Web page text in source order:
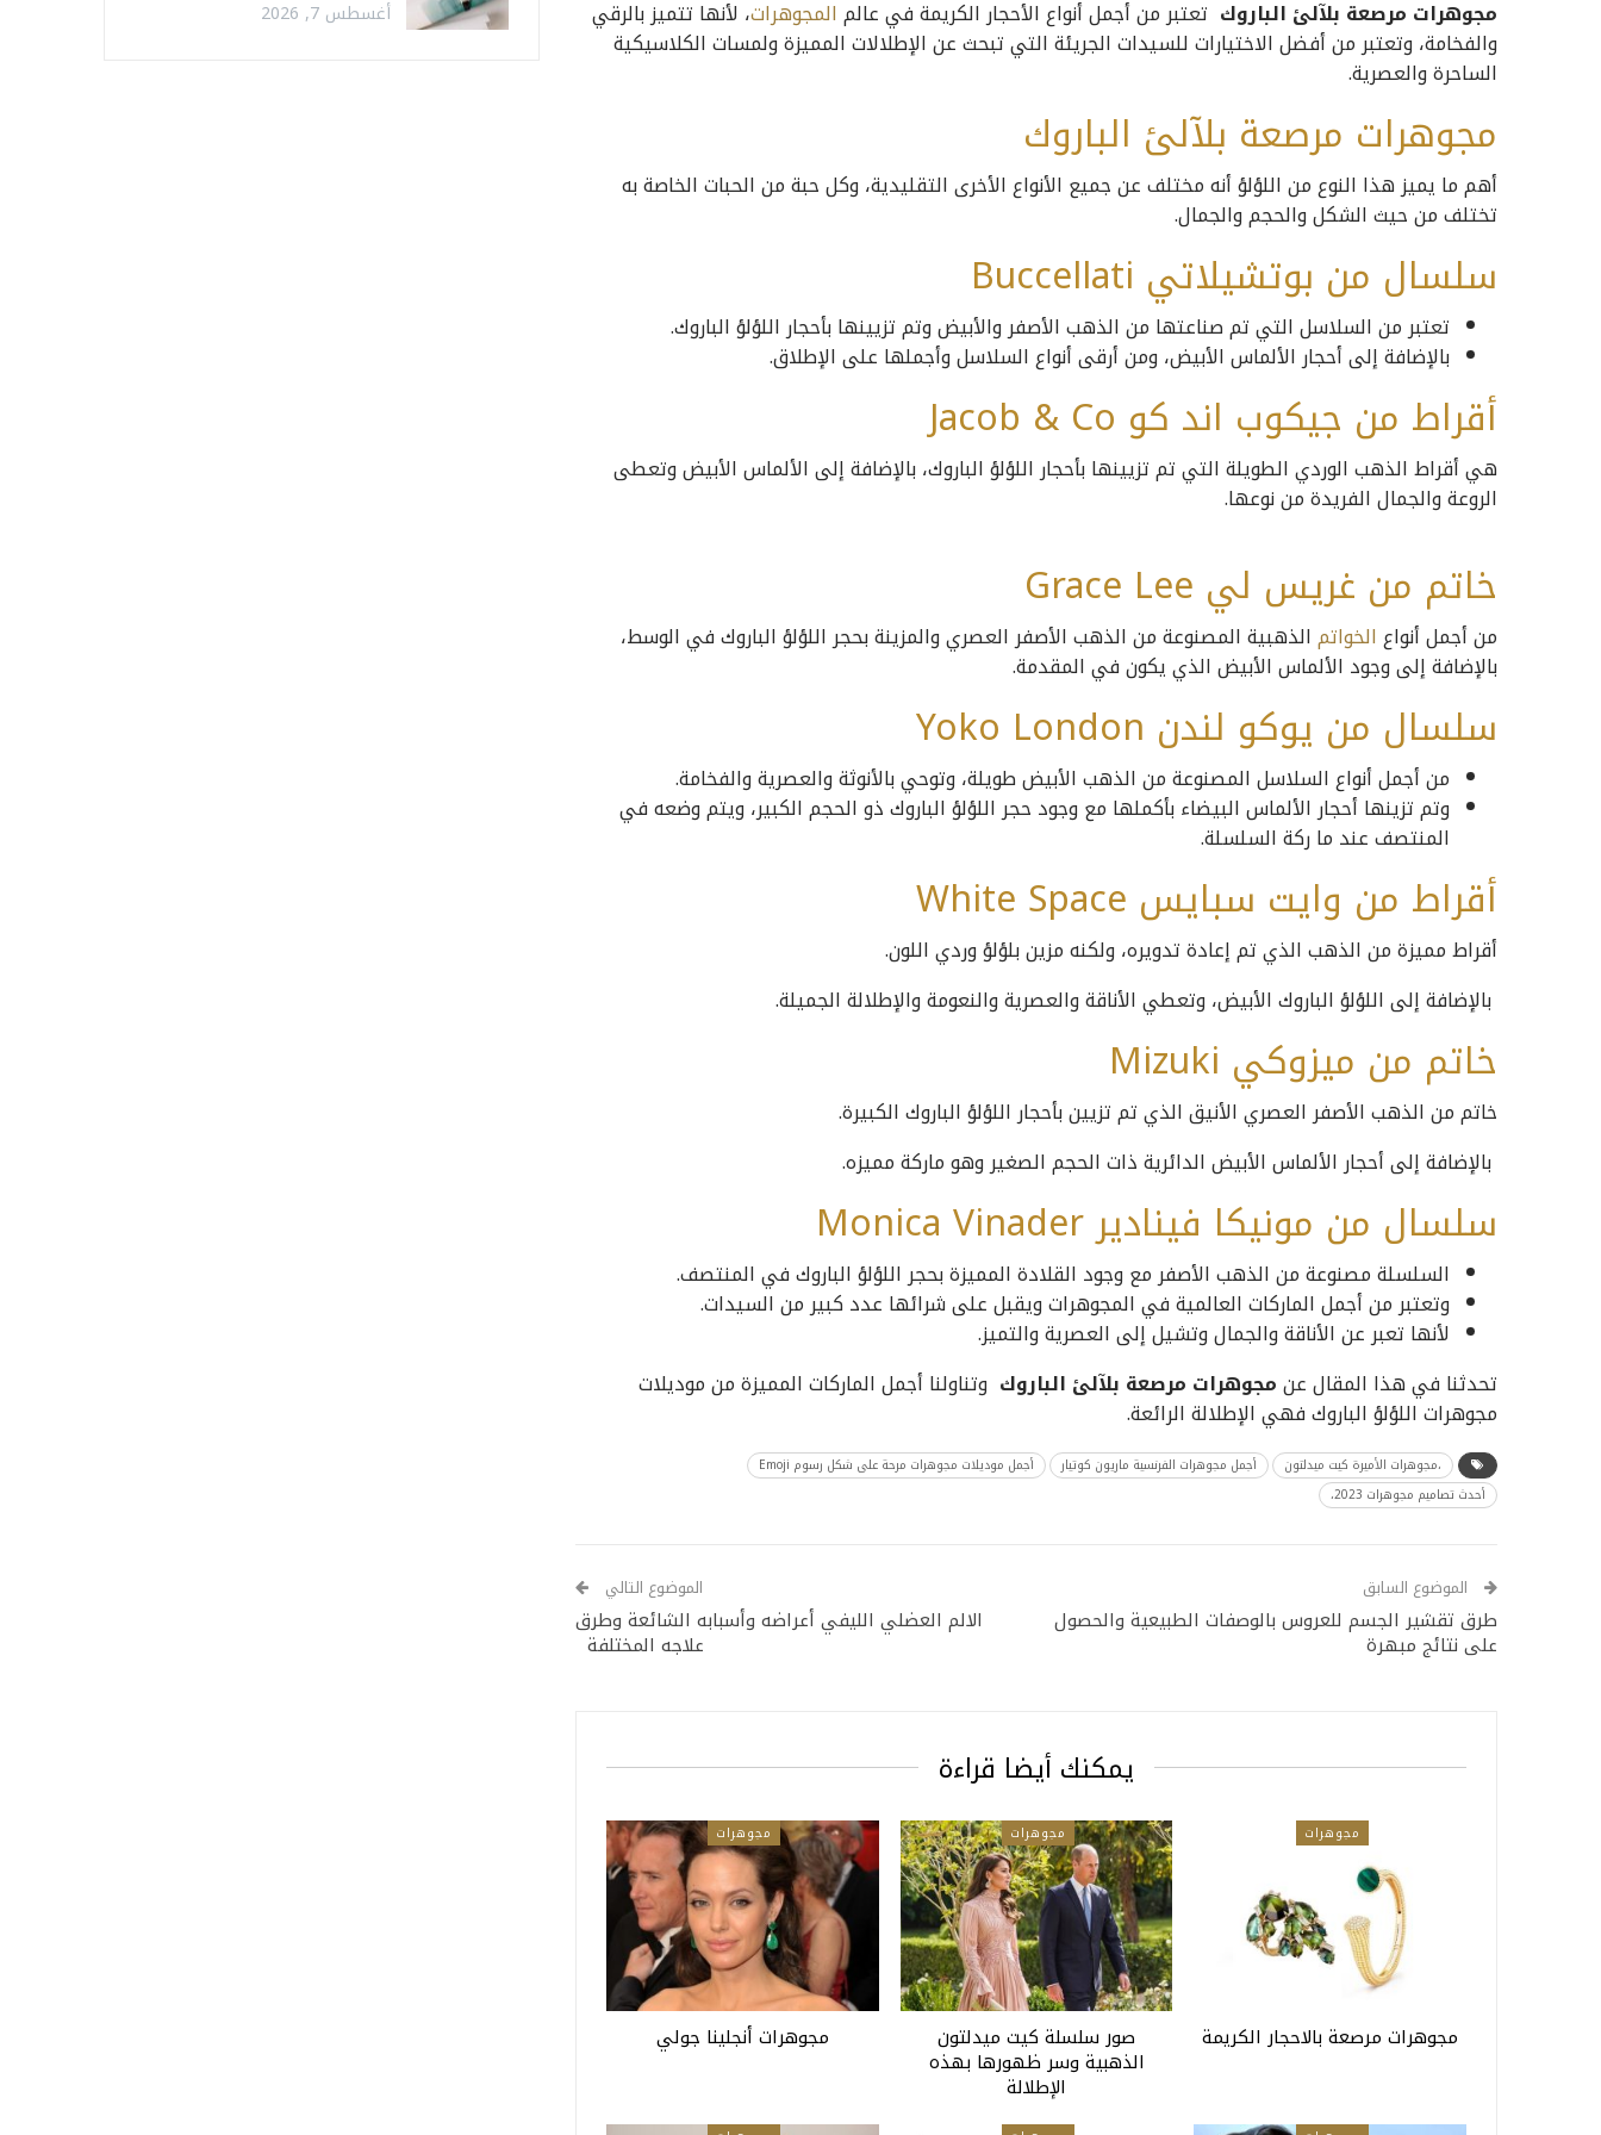
مجوهرات مرصعة بلآلئ الباروك تعتبر من أجمل أنواع الأحجار الكريمة في عالم المجوهرات، لأنها تتميز بالرقي
والفخامة، وتعتبر من أفضل الاختيارات للسيدات الجريئة التي تبحث عن الإطلالات المميزة ولمسات الكلاسيكية
الساحرة والعصرية.
مجوهرات مرصعة بلآلئ الباروك
أهم ما يميز هذا النوع من اللؤلؤ أنه مختلف عن جميع الأنواع الأخرى التقليدية، وكل حبة من الحبات الخاصة به
تختلف من حيث الشكل والحجم والجمال.
سلسال من بوتشيلاتي Buccellati
تعتبر من السلاسل التي تم صناعتها من الذهب الأصفر والأبيض وتم تزيينها بأحجار اللؤلؤ الباروك.
بالإضافة إلى أحجار الألماس الأبيض، ومن أرقى أنواع السلاسل وأجملها على الإطلاق.
أقراط من جيكوب اند كو Jacob & Co
هي أقراط الذهب الوردي الطويلة التي تم تزيينها بأحجار اللؤلؤ الباروك، بالإضافة إلى الألماس الأبيض وتعطى
الروعة والجمال الفريدة من نوعها.
خاتم من غريس لي Grace Lee
من أجمل أنواع الخواتمالذهبية المصنوعة من الذهب الأصفر العصري والمزينة بحجر اللؤلؤ الباروك في الوسط،
بالإضافة إلى وجود الألماس الأبيض الذي يكون في المقدمة.
سلسال من يوكو لندن Yoko London
من أجمل أنواع السلاسل المصنوعة من الذهب الأبيض طويلة، وتوحي بالأنوثة والعصرية والفخامة.
وتم تزينها أحجار الألماس البيضاء بأكملها مع وجود حجر اللؤلؤ الباروك ذو الحجم الكبير، ويتم وضعه في
المنتصف عند ما ركة السلسلة.
أقراط من وايت سبايس White Space
أقراط مميزة من الذهب الذي تم إعادة تدويره، ولكنه مزين بلؤلؤ وردي اللون.
بالإضافة إلى اللؤلؤ الباروك الأبيض، وتعطي الأناقة والعصرية والنعومة والإطلالة الجميلة.
خاتم من ميزوكي Mizuki
خاتم من الذهب الأصفر العصري الأنيق الذي تم تزيين بأحجار اللؤلؤ الباروك الكبيرة.
بالإضافة إلى أحجار الألماس الأبيض الدائرية ذات الحجم الصغير وهو ماركة مميزه.
سلسال من مونيكا فينادير Monica Vinader
السلسلة مصنوعة من الذهب الأصفر مع وجود القلادة المميزة بحجر اللؤلؤ الباروك في المنتصف.
وتعتبر من أجمل الماركات العالمية في المجوهرات ويقبل على شرائها عدد كبير من السيدات.
لأنها تعبر عن الأناقة والجمال وتشيل إلى العصرية والتميز.
تحدثنا في هذا المقال عنمجوهرات مرصعة بلآلئ الباروك وتناولنا أجمل الماركات المميزة من موديلات
مجوهرات اللؤلؤ الباروك فهي الإطلالة الرائعة.
،مجوهرات الأميرة كيت ميدلتون أجمل مجوهرات الفرنسية ماريون كوتيار
أجمل موديلات مجوهرات مرحة على شكل رسوم Emoji
أحدث تصاميم مجوهرات 2023،
الموضوع السابق
طرق تقشير الجسم للعروس بالوصفات الطبيعية والحصول
على نتائج مبهرة
الموضوع التالي
الالم العضلي الليفي أعراضه وأسبابه الشائعة وطرق
علاجه المختلفة
يمكنك أيضا قراءة
مجوهرات
مجوهرات مرصعة بالاحجار الكريمة
مجوهرات
صور سلسلة كيت ميدلتون
الذهبية وسر ظهورها بهذه
الإطلالة
مجوهرات
مجوهرات أنجلينا جولي
أغسطس 7, 2026